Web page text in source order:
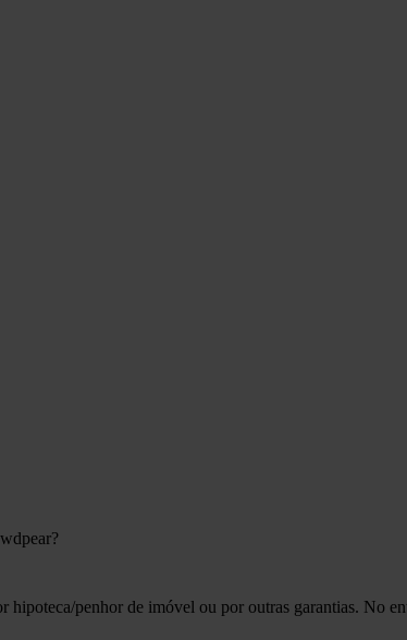
hipoteca/penhor de imóvel ou por outras garantias. No